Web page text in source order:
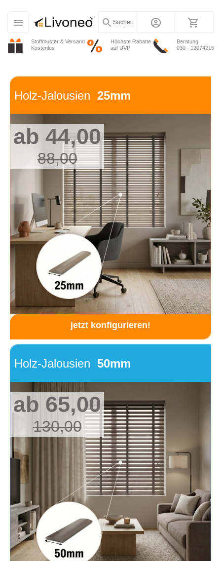
Stoffmuster & Versand
Kostenlos
Höchste Rabatte
auf UVP
Beratung
030 - 12074216
Suchen
Holz-Jalousien 25mm
ab 44,00
88,00
jetzt konfigurieren!
Holz-Jalousien 50mm
ab 65,00
130,00